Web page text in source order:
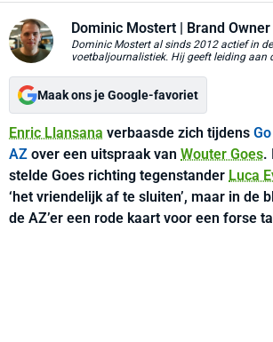
Dominic Mostert | Brand Owner
Dominic Mostert al sinds 2012 actief in
voetbaljournalistiek. Hij geeft leiding aan
Maak ons je Google-favoriet
Enric Llansana verbaasde zich tijdens
AZ over een uitspraak van Wouter Goes.
stelde Goes richting tegenstander Luca
‘het vriendelijk af te sluiten’, maar in de
de AZ’er een rode kaart voor een forse